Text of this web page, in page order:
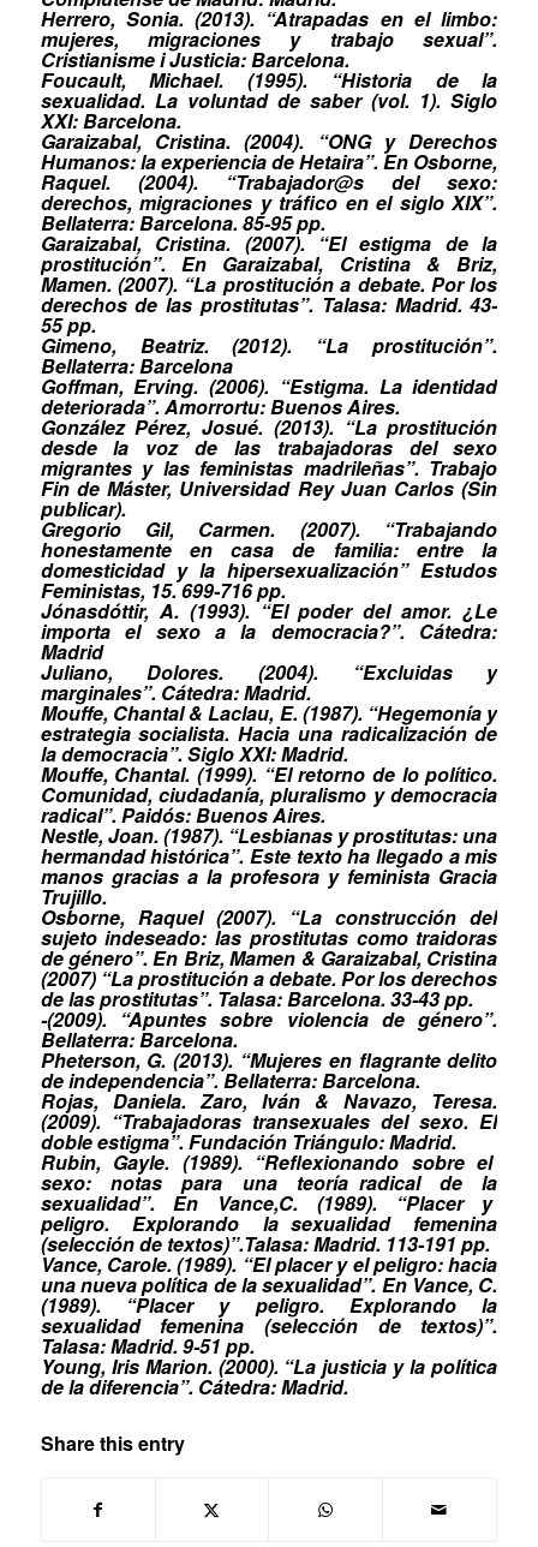
Herrero, Sonia. (2013). “Atrapadas en el limbo:
mujeres, migraciones y trabajo sexual”.
Cristianisme i Justicia: Barcelona.
Foucault, Michael. (1995). “Historia de la
sexualidad. La voluntad de saber (vol. 1). Siglo
XXI: Barcelona.
Garaizabal, Cristina. (2004). “ONG y Derechos
Humanos: la experiencia de Hetaira”. En Osborne,
Raquel. (2004). “Trabajador@s del sexo:
derechos, migraciones y tráfico en el siglo XIX”.
Bellaterra: Barcelona. 85-95 pp.
Garaizabal, Cristina. (2007). “El estigma de la
prostitución”. En Garaizabal, Cristina & Briz,
Mamen. (2007). “La prostitución a debate. Por los
derechos de las prostitutas”. Talasa: Madrid. 43-
55 pp.
Gimeno, Beatriz. (2012). “La prostitución”.
Bellaterra: Barcelona
Goffman, Erving. (2006). “Estigma. La identidad
deteriorada”. Amorrortu: Buenos Aires.
González Pérez, Josué. (2013). “La prostitución
desde la voz de las trabajadoras del sexo
migrantes y las feministas madrileñas”. Trabajo
Fin de Máster, Universidad Rey Juan Carlos (Sin
publicar).
Gregorio Gil, Carmen. (2007). “Trabajando
honestamente en casa de familia: entre la
domesticidad y la hipersexualización” Estudos
Feministas, 15. 699-716 pp.
Jónasdóttir, A. (1993). “El poder del amor. ¿Le
importa el sexo a la democracia?”. Cátedra:
Madrid
Juliano, Dolores. (2004). “Excluidas y
marginales”. Cátedra: Madrid.
Mouffe, Chantal & Laclau, E. (1987). “Hegemonía y
estrategia socialista. Hacia una radicalización de
la democracia”. Siglo XXI: Madrid.
Mouffe, Chantal. (1999). “El retorno de lo político.
Comunidad, ciudadanía, pluralismo y democracia
radical”. Paidós: Buenos Aires.
Nestle, Joan. (1987). “Lesbianas y prostitutas: una
hermandad histórica”. Este texto ha llegado a mis
manos gracias a la profesora y feminista Gracia
Trujillo.
Osborne, Raquel (2007). “La construcción del
sujeto indeseado: las prostitutas como traidoras
de género”. En Briz, Mamen & Garaizabal, Cristina
(2007) “La prostitución a debate. Por los derechos
de las prostitutas”. Talasa: Barcelona. 33-43 pp.
-(2009). “Apuntes sobre violencia de género”.
Bellaterra: Barcelona.
Pheterson, G. (2013). “Mujeres en flagrante delito
de independencia”. Bellaterra: Barcelona.
Rojas, Daniela. Zaro, Iván & Navazo, Teresa.
(2009). “Trabajadoras transexuales del sexo. El
doble estigma”. Fundación Triángulo: Madrid.
Rubin, Gayle. (1989). “Reflexionando sobre el
sexo: notas para una teoría radical de la
sexualidad”. En Vance,C. (1989). “Placer y
peligro. Explorando la sexualidad femenina
(selección de textos)”.Talasa: Madrid. 113-191 pp.
Vance, Carole. (1989). “El placer y el peligro: hacia
una nueva política de la sexualidad”. En Vance, C.
(1989). “Placer y peligro. Explorando la
sexualidad femenina (selección de textos)”.
Talasa: Madrid. 9-51 pp.
Young, Iris Marion. (2000). “La justicia y la política
de la diferencia”. Cátedra: Madrid.
Share this entry